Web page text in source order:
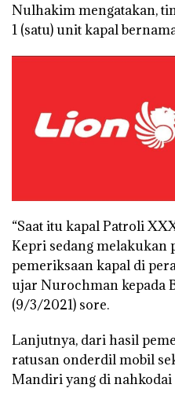
Nulhakim mengatakan,
1 (satu) unit kapal
“Saat itu kapal Patroli
Kepri sedang melakukan
pemeriksaan kapal di
ujar Nurochman kepada
(9/3/2021) sore.
Lanjutnya, dari hasil
ratusan onderdil mobil
Mandiri yang di nahkodai